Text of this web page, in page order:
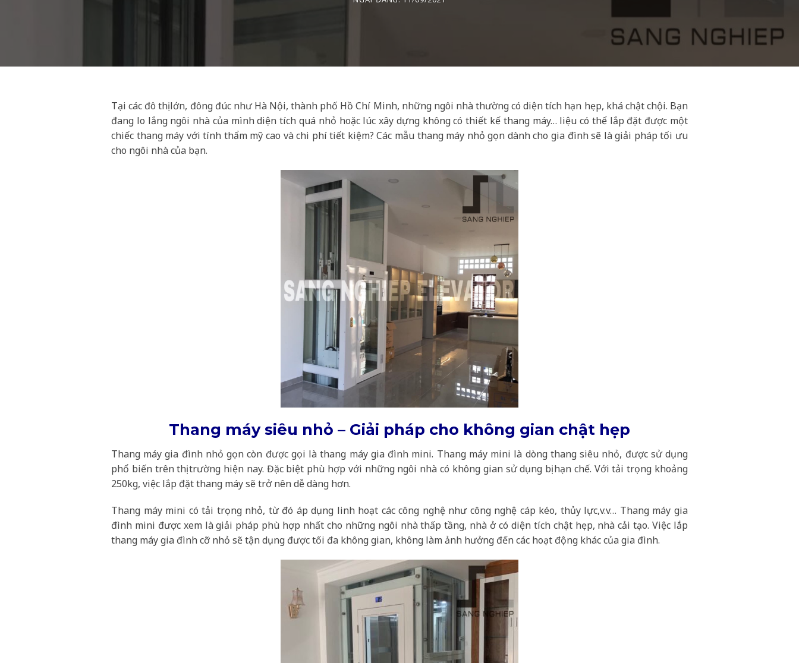
Tại các đô thị lớn, đông đúc như Hà Nội, thành phố Hồ Chí Minh, những ngôi nhà thường có diện tích hạn hẹp, khá chật chội. Bạn
đang lo lắng ngôi nhà của mình diện tích quá nhỏ hoặc lúc xây dựng không có thiết kế thang máy… liệu có thể lắp đặt được một
chiếc thang máy với tính thẩm mỹ cao và chi phí tiết kiệm? Các mẫu thang máy nhỏ gọn dành cho gia đình sẽ là giải pháp tối ưu
cho ngôi nhà của bạn.
Thang máy siêu nhỏ – Giải pháp cho không gian chật hẹp
Thang máy gia đình nhỏ gọn còn được gọi là thang máy gia đình mini. Thang máy mini là dòng thang siêu nhỏ, được sử dụng
phổ biến trên thị trường hiện nay. Đặc biệt phù hợp với những ngôi nhà có không gian sử dụng bị hạn chế. Với tải trọng khoảng
250kg, việc lắp đặt thang máy sẽ trở nên dễ dàng hơn.
Thang máy mini có tải trọng nhỏ, từ đó áp dụng linh hoạt các công nghệ như công nghệ cáp kéo, thủy lực,v.v… Thang máy gia
đình mini được xem là giải pháp phù hợp nhất cho những ngôi nhà thấp tầng, nhà ở có diện tích chật hẹp, nhà cải tạo. Việc lắp
thang máy gia đình cỡ nhỏ sẽ tận dụng được tối đa không gian, không làm ảnh hưởng đến các hoạt động khác của gia đình.